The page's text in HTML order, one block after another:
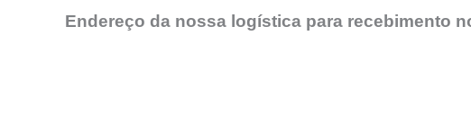
Endereço da nossa logística para recebimento